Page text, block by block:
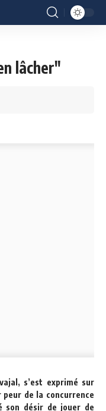
lâcher"
s’est exprimé sur
peur de la concurrence
son désir de jouer de